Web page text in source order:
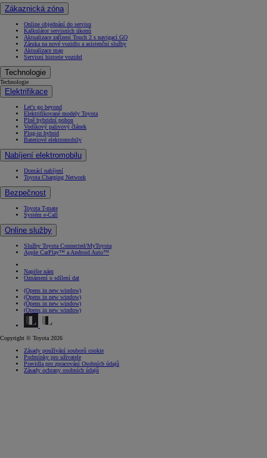
Zákaznická zóna
Online objednání do servisu
Kalkulátor servisních úkonů
Aktualizace zařízení Touch 2 s navigací GO
Záruka na nové vozidlo a asistenční služby
Aktualizace map
Servisní historie vozidel
Technologie
Technologie
Elektrifikace
Let's go beyond
Elektrifikované modely Toyota
Plně hybridní pohon
Vodíkový palivový článek
Plug-in hybrid
Bateriové elektromobily
Nabíjení elektromobilu
Domácí nabíjení
Toyota Charging Network
Bezpečnost
Toyota T-mate
Systém e-Call
Online služby
Služby Toyota Connected/MyToyota
Apple CarPlay™ a Android Auto™
Napište nám
Oznámení o sdílení dat
(Opens in new window)
(Opens in new window)
(Opens in new window)
(Opens in new window)
Copyright © Toyota 2026
Zásady používání souborů cookie
Podmínky pro uživatele
Pravidla pro zpracování Osobních údajů
Zásady ochrany osobních údajů